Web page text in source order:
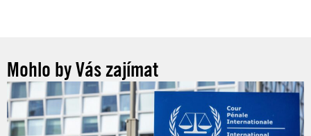
Mohlo by Vás zajímat